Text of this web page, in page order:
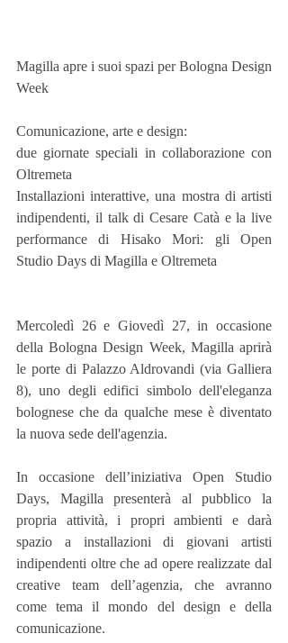
Magilla apre i suoi spazi per Bologna Design
Week
Comunicazione, arte e design:
due giornate speciali in collaborazione con
Oltremeta
Installazioni interattive, una mostra di artisti
indipendenti, il talk di Cesare Catà e la live
performance di Hisako Mori: gli Open
Studio Days di Magilla e Oltremeta
Mercoledì 26 e Giovedì 27, in occasione
della Bologna Design Week, Magilla aprirà
le porte di Palazzo Aldrovandi (via Galliera
8), uno degli edifici simbolo dell'eleganza
bolognese che da qualche mese è diventato
la nuova sede dell'agenzia.
In occasione dell’iniziativa Open Studio
Days, Magilla presenterà al pubblico la
propria attività, i propri ambienti e darà
spazio a installazioni di giovani artisti
indipendenti oltre che ad opere realizzate dal
creative team dell’agenzia, che avranno
come tema il mondo del design e della
comunicazione.